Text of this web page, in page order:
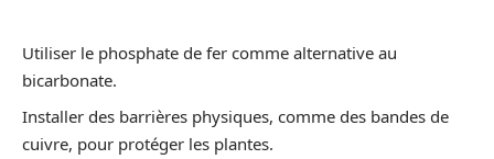
Utiliser le phosphate de fer comme alternative au
bicarbonate.
Installer des barrières physiques, comme des bandes de
cuivre, pour protéger les plantes.